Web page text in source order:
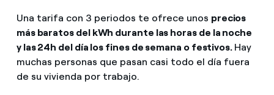
Una tarifa con 3 periodos te ofrece unos precios
más baratos del kWh durante las horas de la noche
y las 24h del día los fines de semana o festivos. Hay
muchas personas que pasan casi todo el día fuera
de su vivienda por trabajo.